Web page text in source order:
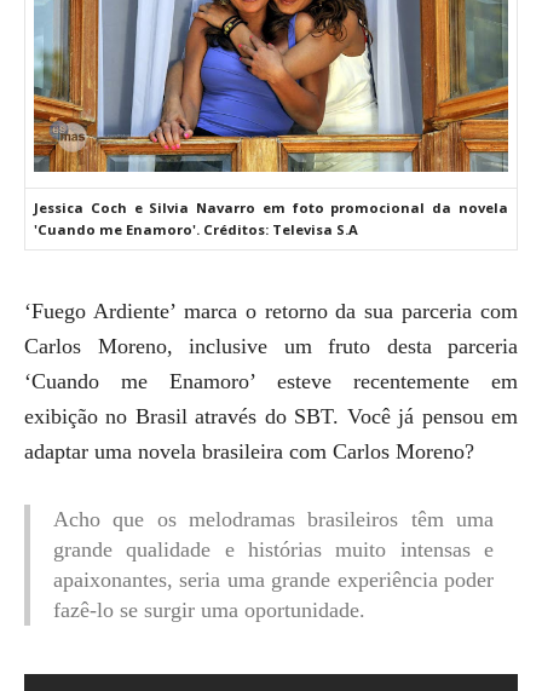
Jessica Coch e Silvia Navarro em foto promocional da novela
'Cuando me Enamoro'. Créditos: Televisa S.A
‘Fuego Ardiente’ marca o retorno da sua parceria com
Carlos Moreno, inclusive um fruto desta parceria
‘Cuando me Enamoro’ esteve recentemente em
exibição no Brasil através do SBT. Você já pensou em
adaptar uma novela brasileira com Carlos Moreno?
Acho que os melodramas brasileiros têm uma
grande qualidade e histórias muito intensas e
apaixonantes, seria uma grande experiência poder
fazê-lo se surgir uma oportunidade.